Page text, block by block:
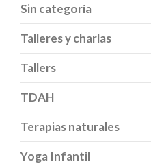
Sin categoría
Talleres y charlas
Tallers
TDAH
Terapias naturales
Yoga Infantil